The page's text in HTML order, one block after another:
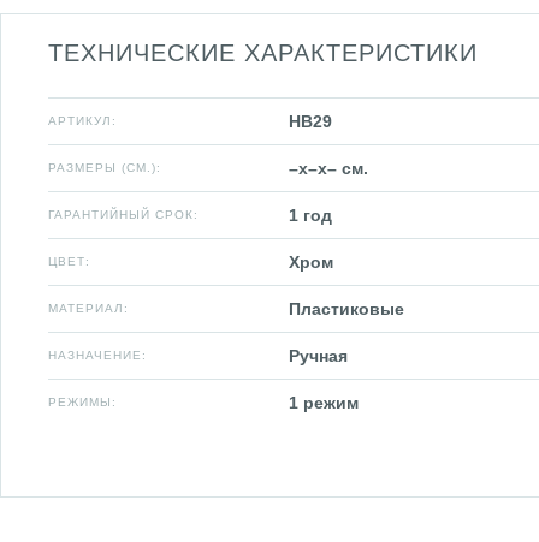
ТЕХНИЧЕСКИЕ ХАРАКТЕРИСТИКИ
АРТИКУЛ: HB29
РАЗМЕРЫ (СМ.): –x–x– см.
ГАРАНТИЙНЫЙ СРОК: 1 год
ЦВЕТ: Хром
МАТЕРИАЛ: Пластиковые
НАЗНАЧЕНИЕ: Ручная
РЕЖИМЫ: 1 режим